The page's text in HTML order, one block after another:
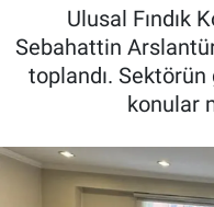
Ulusal Fındık
Sebahattin
toplandı.
konular
1461 TRABZON
FUTBOL
TV VE SİNEMA
Haber Arşivi